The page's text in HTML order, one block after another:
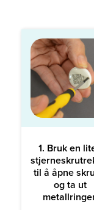
1. Bruk en
til å åpne
og ta ut